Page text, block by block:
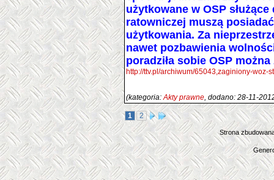
użytkowane w OSP
ratowniczej muszą
użytkowania. Za
nawet pozbawienia
poradziła sobie OSP
http://ttv.pl/archiwum/65043,zaginiony-woz-
(kategoria:Akty prawne, dodano: 28-11-
1 2
Strona